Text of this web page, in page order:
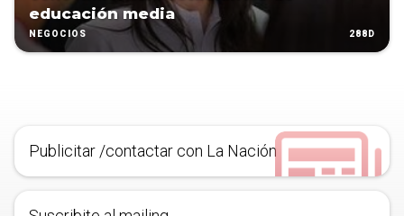
educación media
NEGOCIOS 288D
Publicitar /contactar con La Nación